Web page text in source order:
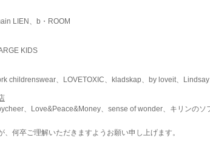
LIEN、b・ROOM
KIDS
childrenswear、LOVETOXIC、kladskap、by loveit、
、Love&Peace&Money、sense of wonder、キリンのソ
何卒ご理解いただきますようお願い申し上げます。